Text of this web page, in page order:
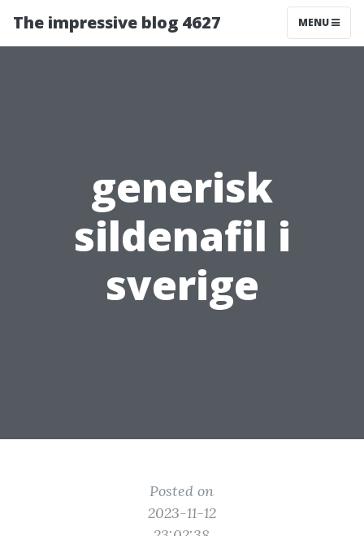
The impressive blog 4627 MENU
generisk
sildenafil i
sverige
Posted on
2023-11-12